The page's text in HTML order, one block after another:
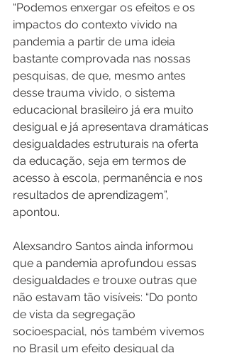
“Podemos enxergar os efeitos e os
impactos do contexto vivido na
pandemia a partir de uma ideia
bastante comprovada nas nossas
pesquisas, de que, mesmo antes
desse trauma vivido, o sistema
educacional brasileiro já era muito
desigual e já apresentava dramáticas
desigualdades estruturais na oferta
da educação, seja em termos de
acesso à escola, permanência e nos
resultados de aprendizagem”,
apontou.
Alexsandro Santos ainda informou
que a pandemia aprofundou essas
desigualdades e trouxe outras que
não estavam tão visíveis: “Do ponto
de vista da segregação
socioespacial, nós também vivemos
no Brasil um efeito desigual da